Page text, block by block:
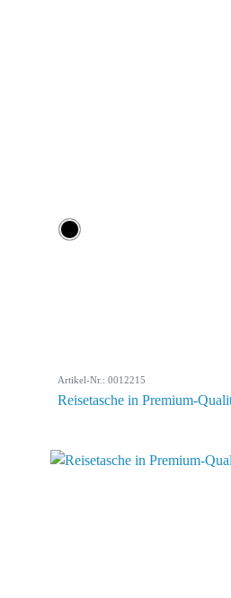
Artikel-Nr.: 0012215
Reisetasche in Premium-